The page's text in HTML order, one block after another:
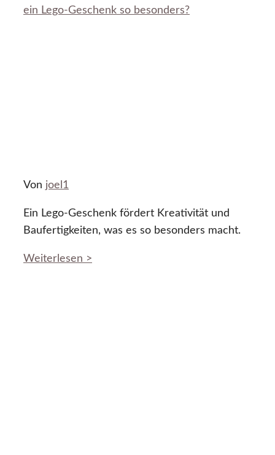
ein Lego-Geschenk so besonders?
Von joel1
Ein Lego-Geschenk fördert Kreativität und
Baufertigkeiten, was es so besonders macht.
Weiterlesen >